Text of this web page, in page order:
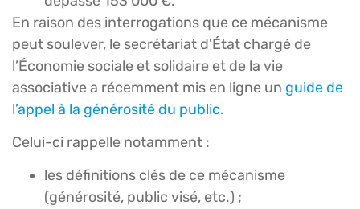
En raison des interrogations que ce mécanisme
peut soulever, le secrétariat d’État chargé de
l’Économie sociale et solidaire et de la vie
associative a récemment mis en ligne un guide de
l’appel à la générosité du public.
Celui-ci rappelle notamment :
les définitions clés de ce mécanisme
(générosité, public visé, etc.) ;